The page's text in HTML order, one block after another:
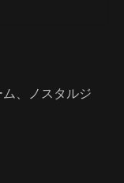
、ノスタルジ